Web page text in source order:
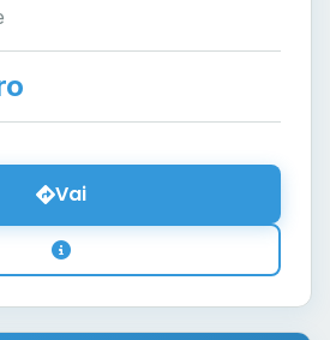
Vai